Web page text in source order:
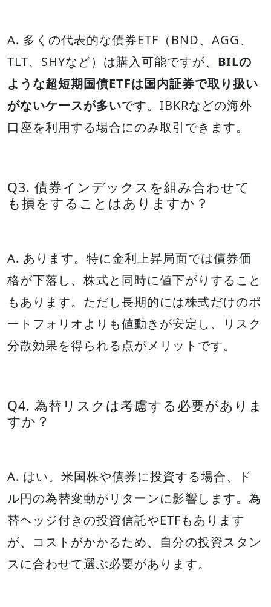
A. 多くの代表的な債券ETF（BND、AGG、
TLT、SHYなど）は購入可能ですが、 BILの
ような超短期国債ETFは国内証券で取り扱い
がないケースが多いです。IBKRなどの海外
口座を利用する場合にのみ取引できます。
Q3. 債券インデックスを組み合わせて
も損をすることはありますか？
A. あります。特に金利上昇局面では債券価
格が下落し、株式と同時に値下がりすること
もあります。ただし長期的には株式だけのポ
ートフォリオよりも値動きが安定し、リスク
分散効果を得られる点がメリットです。
Q4. 為替リスクは考慮する必要がありま
すか？
A. はい。米国株や債券に投資する場合、ド
ル円の為替変動がリターンに影響します。為
替ヘッジ付きの投資信託やETFもあります
が、コストがかかるため、自分の投資スタン
スに合わせて選ぶ必要があります。